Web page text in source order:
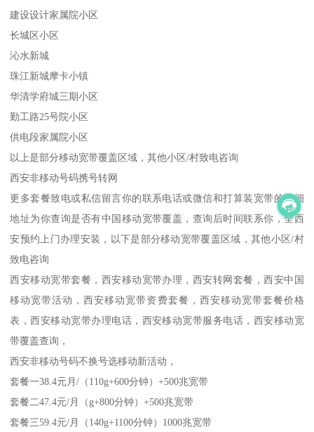
建设设计家属院小区
长城区小区
沁水新城
珠江新城摩卡小镇
华清学府城三期小区
勤工路25号院小区
供电段家属院小区
以上是部分移动宽带覆盖区域，其他小区/村致电咨询
西安非移动号码携号转网
更多套餐致电或私信留言你的联系电话或微信和打算装宽带的详细
地址为你查询是否有中国移动宽带覆盖，查询后时间联系你，全西
安预约上门办理安装，以下是部分移动宽带覆盖区域，其他小区/村
致电咨询
西安移动宽带套餐，西安移动宽带办理，西安转网套餐，西安中国
移动宽带活动，西安移动宽带资费套餐，西安移动宽带套餐价格
表，西安移动宽带办理电话，西安移动宽带服务电话，西安移动宽
带覆盖查询，
西安非移动号码不换号选移动新活动，
套餐一38.4元月/（110g+600分钟）+500兆宽带
套餐二47.4元/月（g+800分钟）+500兆宽带
套餐三59.4元/月（140g+1100分钟）1000兆宽带